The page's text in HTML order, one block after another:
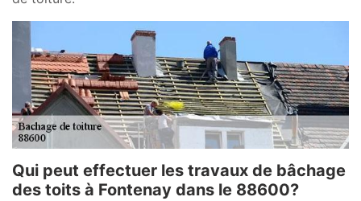
Qui peut effectuer les travaux de bâchage
des toits à Fontenay dans le 88600?